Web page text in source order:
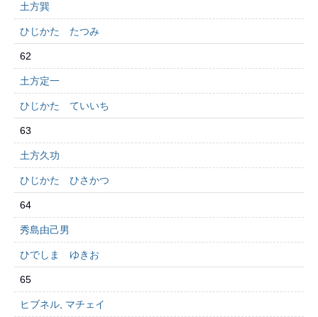
土方巽
ひじかた たつみ
62
土方定一
ひじかた ていいち
63
土方久功
ひじかた ひさかつ
64
秀島由己男
ひでしま ゆきお
65
ヒブネル, マチェイ